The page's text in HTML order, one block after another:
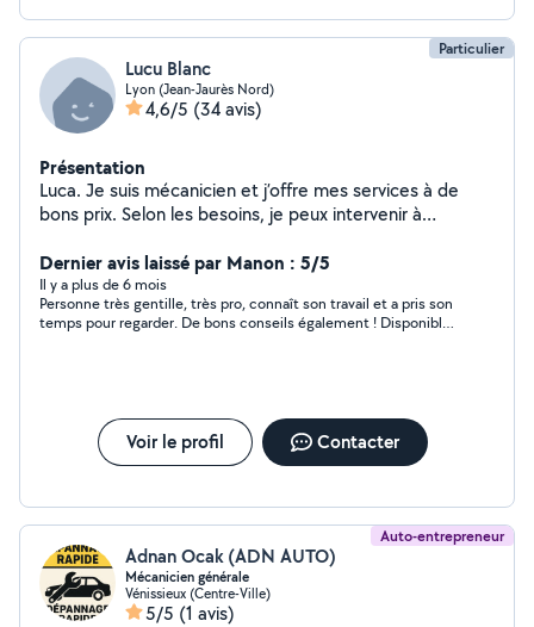
Particulier
Lucu Blanc
Lyon (Jean-Jaurès Nord)
4,6/5 (34 avis)
Présentation
Luca. Je suis mécanicien et j’offre mes services à de
bons prix. Selon les besoins, je peux intervenir à
Dernier avis laissé par Manon : 5/5
Il y a plus de 6 mois
Personne très gentille, très pro, connaît son travail et a pris son
temps pour regarder. De bons conseils également ! Disponible
Voir le profil Contacter
Auto-entrepreneur
Adnan Ocak (ADN AUTO)
Mécanicien générale
Vénissieux (Centre-Ville)
5/5 (1 avis)